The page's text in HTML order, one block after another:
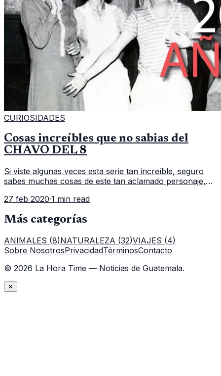
CURIOSIDADES
Cosas increíbles que no sabias del
CHAVO DEL 8
Si viste algunas veces esta serie tan increíble, seguro
sabes muchas cosas de este tan aclamado personaje,
Chespirito, en esta ocasión te
27 feb 2020·1 min read
Más categorías
ANIMALES (8)NATURALEZA (32)VIAJES (4)
Sobre NosotrosPrivacidadTérminosContacto
© 2026 La Hora Time — Noticias de Guatemala.